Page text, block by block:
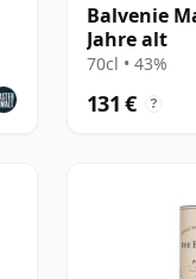
Balvenie
Jahre alt
70cl • 43%
131 € ?